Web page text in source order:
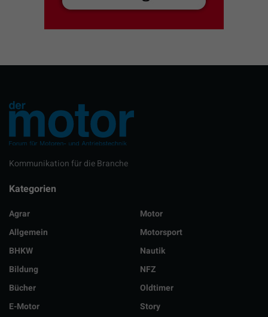
Kommunikation für die Branche
Kategorien
Agrar
Allgemein
BHKW
Bildung
Bücher
E-Motor
Motor
Motorsport
Nautik
NFZ
Oldtimer
Story